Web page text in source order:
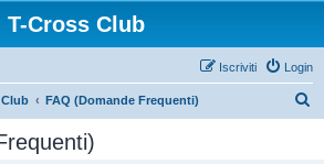
T-Cross Club
Login
Iscriviti
FAQ (Domande Frequenti)